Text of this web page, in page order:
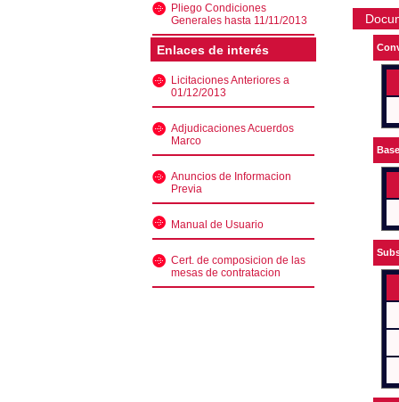
Pliego Condiciones
Generales hasta 11/11/2013
Enlaces de interés
Licitaciones Anteriores a
01/12/2013
Adjudicaciones Acuerdos
Marco
Anuncios de Informacion
Previa
Manual de Usuario
Cert. de composicion de las
mesas de contratacion